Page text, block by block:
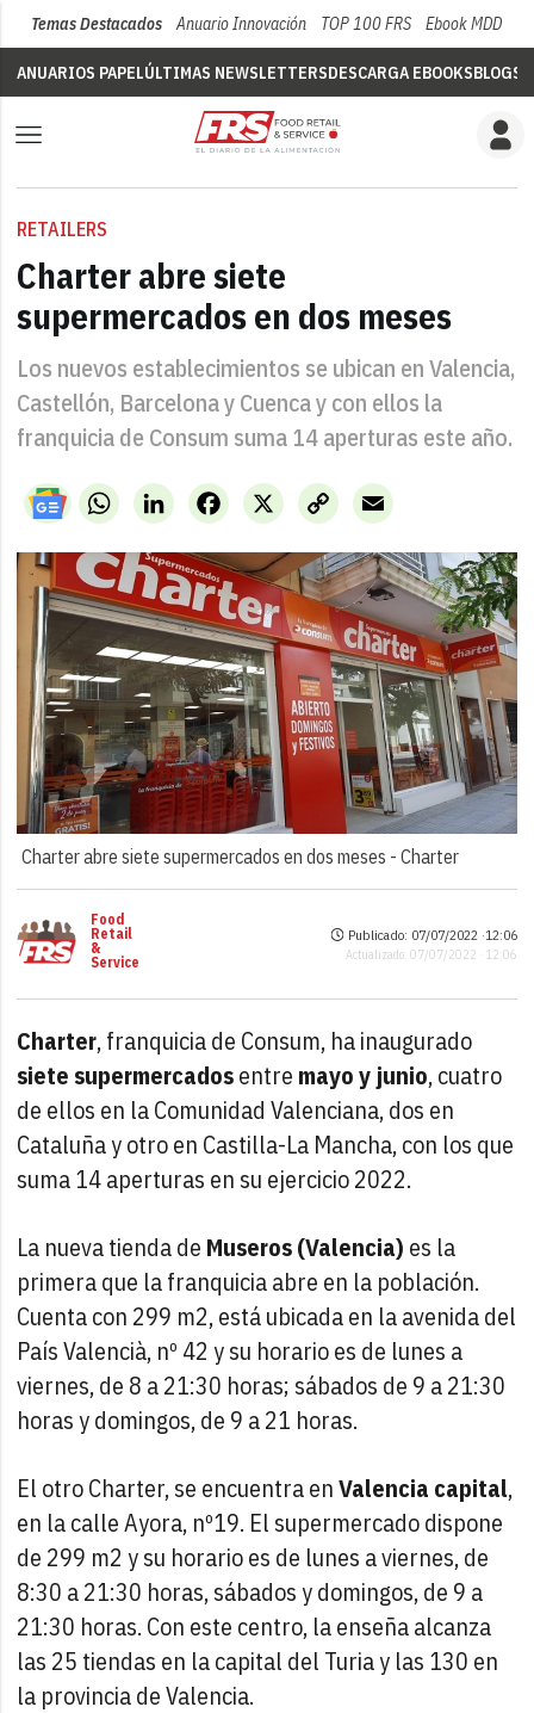
Temas Destacados Anuario Innovación TOP 100 FRS Ebook MDD
ANUARIOS PAPELÚLTIMAS NEWSLETTERSDESCARGA EBOOKSBLOGS
RETAILERS
Charter abre siete
supermercados en dos meses
Los nuevos establecimientos se ubican en Valencia,
Castellón, Barcelona y Cuenca y con ellos la
franquicia de Consum suma 14 aperturas este año.
WhatsAppLinkedIn X
Facebook
Copy
Link
Email
Charter abre siete supermercados en dos meses -Charter
Food
Retail
&
Service
Publicado: 07/07/2022 ·12:06
Actualizado: 07/07/2022 · 12:06
Charter, franquicia de Consum, ha inaugurado
siete supermercadosentre mayo y junio, cuatro
de ellos en la Comunidad Valenciana, dos en
Cataluña y otro en Castilla-La Mancha, con los que
suma 14 aperturas en su ejercicio 2022.
La nueva tienda de Museros (Valencia) es la
primera que la franquicia abre en la población.
Cuenta con 299 m2, está ubicada en la avenida del
País Valencià, nº 42 y su horario es de lunes a
viernes, de 8 a 21:30 horas; sábados de 9 a 21:30
horas y domingos, de 9 a 21 horas.
El otro Charter, se encuentra enValencia capital,
en la calle Ayora, nº19. El supermercado dispone
de 299 m2 y su horario es de lunes a viernes, de
8:30 a 21:30 horas, sábados y domingos, de 9 a
21:30 horas. Con este centro, la enseña alcanza
las 25 tiendas en la capital del Turia y las 130 en
la provincia de Valencia.